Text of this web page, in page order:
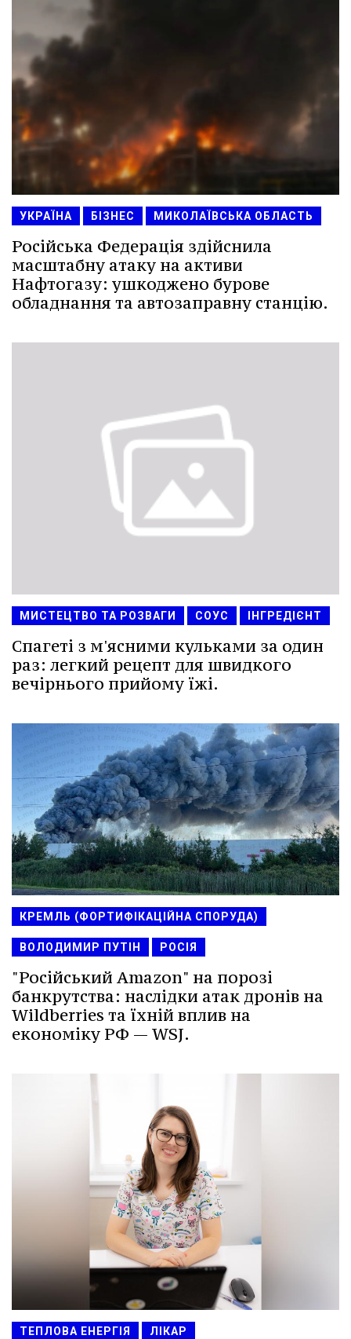
УКРАЇНА БІЗНЕС МИКОЛАЇВСЬКА ОБЛАСТЬ
Російська Федерація здійснила
масштабну атаку на активи
Нафтогазу: ушкоджено бурове
обладнання та автозаправну станцію.
МИСТЕЦТВО ТА РОЗВАГИ СОУС ІНГРЕДІЄНТ
Спагеті з м'ясними кульками за один
раз: легкий рецепт для швидкого
вечірнього прийому їжі.
КРЕМЛЬ (ФОРТИФІКАЦІЙНА СПОРУДА)
ВОЛОДИМИР ПУТІН РОСІЯ
"Російський Amazon" на порозі
банкрутства: наслідки атак дронів на
Wildberries та їхній вплив на
економіку РФ — WSJ.
ТЕПЛОВА ЕНЕРГІЯ ЛІКАР